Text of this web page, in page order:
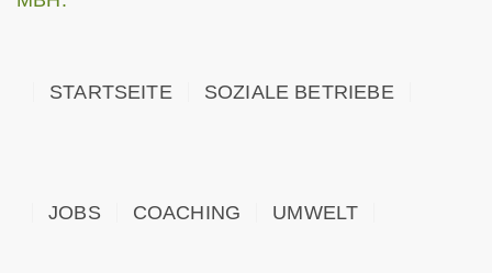
STARTSEITE SOZIALE BETRIEBE
JOBS COACHING UMWELT